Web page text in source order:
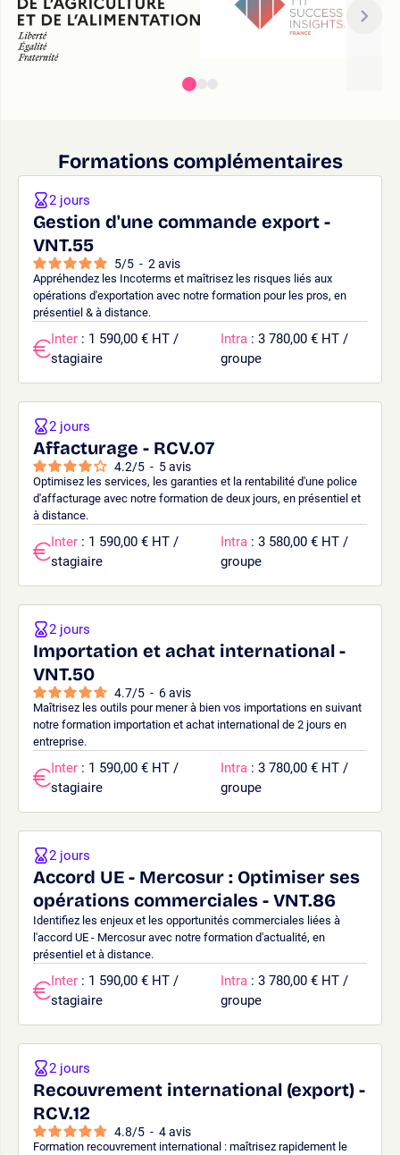
Formations complémentaires
Gestion d'une commande export -
VNT.55
5/5 - 2 avis
Appréhendez les Incoterms et maîtrisez les risques liés aux
opérations d'exportation avec notre formation pour les pros, en
présentiel & à distance.
2 jours
Inter : 1 590,00 € HT /
stagiaire
Intra : 3 780,00 € HT /
groupe
Affacturage - RCV.07
4.2/5 - 5avis
Optimisez les services, les garanties et la rentabilité d'une police
d'affacturage avec notre formation de deux jours, en présentiel et
à distance.
2 jours
Inter : 1 590,00 € HT /
stagiaire
Intra : 3 580,00 € HT /
groupe
Importation et achat international -
VNT.50
4.7/5 - 6avis
Maîtrisez les outils pour mener à bien vos importations en suivant
notre formation importation et achat international de 2 jours en
entreprise.
2 jours
Inter : 1 590,00 € HT /
stagiaire
Intra : 3 780,00 € HT /
groupe
Accord UE - Mercosur : Optimiser ses
opérations commerciales - VNT.86
Identifiez les enjeux et les opportunités commerciales liées à
l'accord UE - Mercosur avec notre formation d'actualité, en
présentiel et à distance.
2 jours
Inter : 1 590,00 € HT /
stagiaire
Intra : 3 780,00 € HT /
groupe
Recouvrement international (export) -
RCV.12
4.8/5 - 4avis
Formation recouvrement international : maîtrisez rapidement le
2 jours